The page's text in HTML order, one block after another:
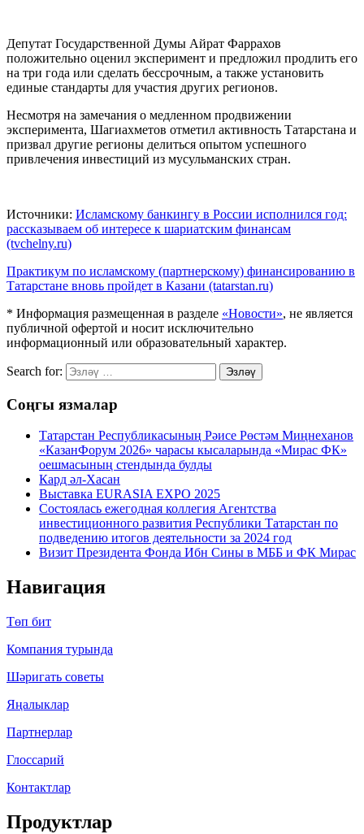
Депутат Государственной Думы Айрат Фаррахов
положительно оценил эксперимент и предложил продлить его
на три года или сделать бессрочным, а также установить
единые стандарты для участия других регионов.
Несмотря на замечания о медленном продвижении
эксперимента, Шагиахметов отметил активность Татарстана и
призвал другие регионы делиться опытом успешного
привлечения инвестиций из мусульманских стран.
Источники: Исламскому банкингу в России исполнился год:
рассказываем об интересе к шариатским финансам
(tvchelny.ru)
Практикум по исламскому (партнерскому) финансированию в
Татарстане вновь пройдет в Казани (tatarstan.ru)
* Информация размещенная в разделе «Новости», не является
публичной офертой и носит исключительно
информационный или образовательный характер.
Search for: Эзләү
Соңгы язмалар
Татарстан Республикасының Рәисе Рөстәм Миңнеханов
«КазанФорум 2026» чарасы кысаларында «Мирас ФК»
оешмасының стендында булды
Кард әл-Хасан
Выставка EURASIA EXPO 2025
Состоялась ежегодная коллегия Агентства
инвестиционного развития Республики Татарстан по
подведению итогов деятельности за 2024 год
Визит Президента Фонда Ибн Сины в МББ и ФК Мирас
Навигация
Төп бит
Компания турында
Шәригать cоветы
Яңалыклар
Партнерлар
Глоссарий
Контактлар
Продуктлар